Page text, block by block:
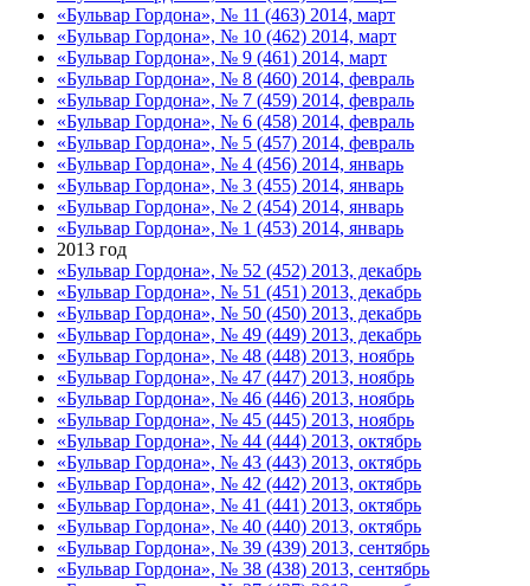
«Бульвар Гордона», № 11 (463) 2014, март
«Бульвар Гордона», № 10 (462) 2014, март
«Бульвар Гордона», № 9 (461) 2014, март
«Бульвар Гордона», № 8 (460) 2014, февраль
«Бульвар Гордона», № 7 (459) 2014, февраль
«Бульвар Гордона», № 6 (458) 2014, февраль
«Бульвар Гордона», № 5 (457) 2014, февраль
«Бульвар Гордона», № 4 (456) 2014, январь
«Бульвар Гордона», № 3 (455) 2014, январь
«Бульвар Гордона», № 2 (454) 2014, январь
«Бульвар Гордона», № 1 (453) 2014, январь
2013 год
«Бульвар Гордона», № 52 (452) 2013, декабрь
«Бульвар Гордона», № 51 (451) 2013, декабрь
«Бульвар Гордона», № 50 (450) 2013, декабрь
«Бульвар Гордона», № 49 (449) 2013, декабрь
«Бульвар Гордона», № 48 (448) 2013, ноябрь
«Бульвар Гордона», № 47 (447) 2013, ноябрь
«Бульвар Гордона», № 46 (446) 2013, ноябрь
«Бульвар Гордона», № 45 (445) 2013, ноябрь
«Бульвар Гордона», № 44 (444) 2013, октябрь
«Бульвар Гордона», № 43 (443) 2013, октябрь
«Бульвар Гордона», № 42 (442) 2013, октябрь
«Бульвар Гордона», № 41 (441) 2013, октябрь
«Бульвар Гордона», № 40 (440) 2013, октябрь
«Бульвар Гордона», № 39 (439) 2013, сентябрь
«Бульвар Гордона», № 38 (438) 2013, сентябрь